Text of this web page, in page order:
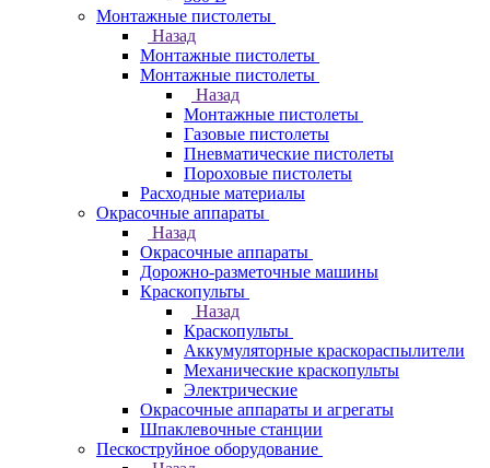
Монтажные пистолеты
Назад
Монтажные пистолеты
Монтажные пистолеты
Назад
Монтажные пистолеты
Газовые пистолеты
Пневматические пистолеты
Пороховые пистолеты
Расходные материалы
Окрасочные аппараты
Назад
Окрасочные аппараты
Дорожно-разметочные машины
Краскопульты
Назад
Краскопульты
Аккумуляторные краскораспылители
Механические краскопульты
Электрические
Окрасочные аппараты и агрегаты
Шпаклевочные станции
Пескоструйное оборудование